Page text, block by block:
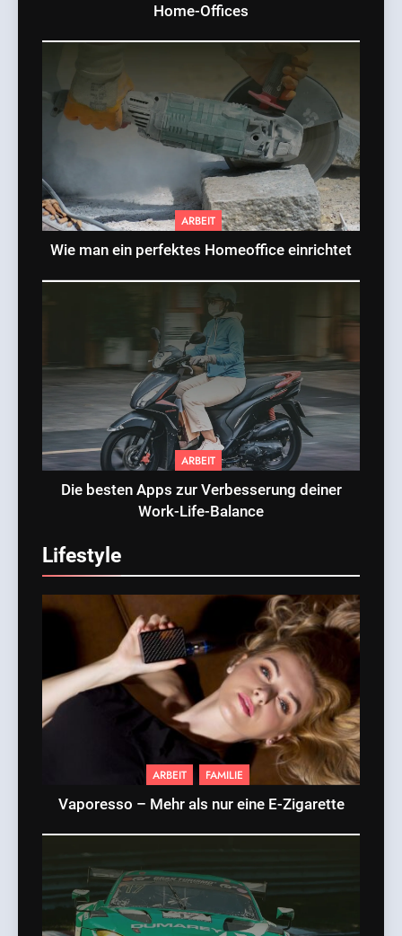
Home-Offices
ARBEIT
Wie man ein perfektes Homeoffice einrichtet
ARBEIT
Die besten Apps zur Verbesserung deiner
Work-Life-Balance
Lifestyle
ARBEIT FAMILIE
Vaporesso – Mehr als nur eine E-Zigarette